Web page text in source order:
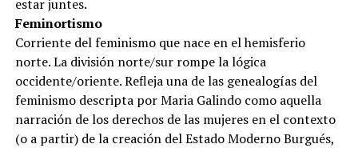
estar juntes.
Feminortismo
Corriente del feminismo que nace en el hemisferio
norte. La división norte/sur rompe la lógica
occidente/oriente. Refleja una de las genealogías del
feminismo descripta por Maria Galindo como aquella
narración de los derechos de las mujeres en el contexto
(o a partir) de la creación del Estado Moderno Burgués,